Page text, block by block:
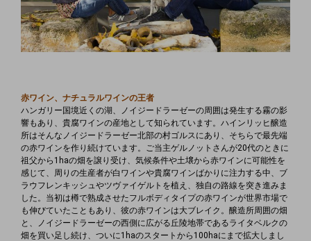
赤ワイン、ナチュラルワインの王者
ハンガリー国境近くの湖、ノイジードラーゼーの周囲は発生する霧の影
響もあり、貴腐ワインの産地として知られています。ハインリッヒ醸造
所はそんなノイジードラーゼー北部の村ゴルスにあり、そちらで最先端
の赤ワインを作り続けています。ご当主ゲルノットさんが20代のときに
祖父から1haの畑を譲り受け、気候条件や土壌から赤ワインに可能性を
感じて、周りの生産者が白ワインや貴腐ワインばかりに注力する中、ブ
ラウフレンキッシュやツヴァイゲルトを植え、独自の路線を突き進みま
した。当初は樽で熟成させたフルボディタイプの赤ワインが世界市場で
も伸びていたこともあり、彼の赤ワインは大ブレイク。醸造所周囲の畑
と、ノイジードラーゼーの西側に広がる丘陵地帯であるライタベルクの
畑を買い足し続け、ついに1haのスタートから100haにまで拡大しまし